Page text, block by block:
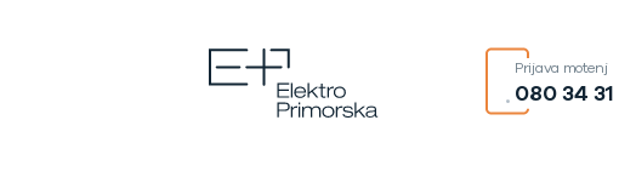
Prijava motenj
080 34 31